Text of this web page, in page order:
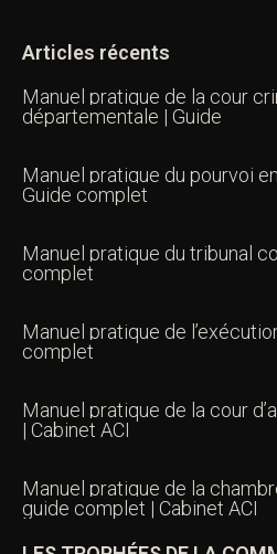
Articles récents
Manuel pratique de la cour
départementale | Guide
Manuel pratique du pourvoi
Guide complet
Manuel pratique du tribunal
complet
Manuel pratique de
complet
Manuel pratique de la cour
| Cabinet ACI
Manuel pratique de la
guide complet | Cabinet ACI